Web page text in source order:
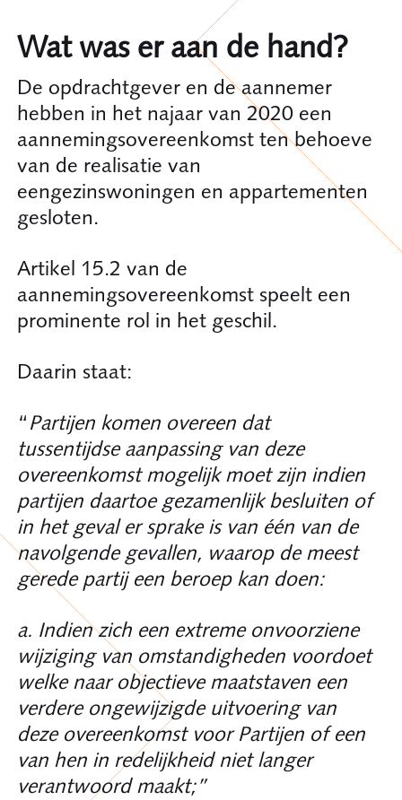
Wat was er aan de hand?
De opdrachtgever en de aannemer
hebben in het najaar van 2020 een
aannemingsovereenkomst ten behoeve
van de realisatie van
eengezinswoningen en appartementen
gesloten.
Artikel 15.2 van de
aannemingsovereenkomst speelt een
prominente rol in het geschil.
Daarin staat:
“Partijen komen overeen dat
tussentijdse aanpassing van deze
overeenkomst mogelijk moet zijn indien
partijen daartoe gezamenlijk besluiten of
in het geval er sprake is van één van de
navolgende gevallen, waarop de meest
gerede partij een beroep kan doen:
a. Indien zich een extreme onvoorziene
wijziging van omstandigheden voordoet
welke naar objectieve maatstaven een
verdere ongewijzigde uitvoering van
deze overeenkomst voor Partijen of een
van hen in redelijkheid niet langer
verantwoord maakt;”